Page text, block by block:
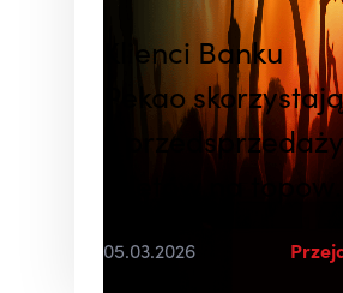
Klienci Banku
Pekao skorzystają
z przedsprzedaży
biletów na topowe
05.03.2026